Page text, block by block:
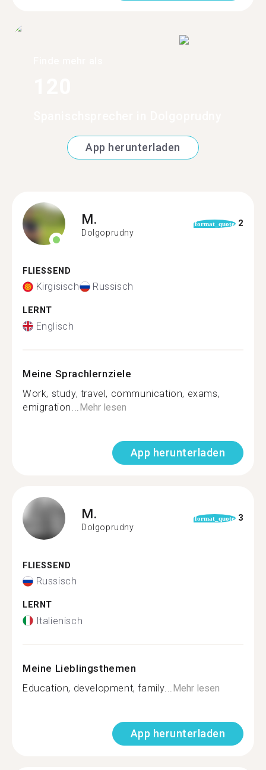
App herunterladen
M.
Dolgoprudny
format_quote 2
FLIESSEND
Kirgisisch Russisch
LERNT
Englisch
Meine Sprachlernziele
Work, study, travel, communication, exams,
emigration... Mehr lesen
App herunterladen
M.
Dolgoprudny
format_quote 3
FLIESSEND
Russisch
LERNT
Italienisch
Meine Lieblingsthemen
Education, development, family... Mehr lesen
App herunterladen